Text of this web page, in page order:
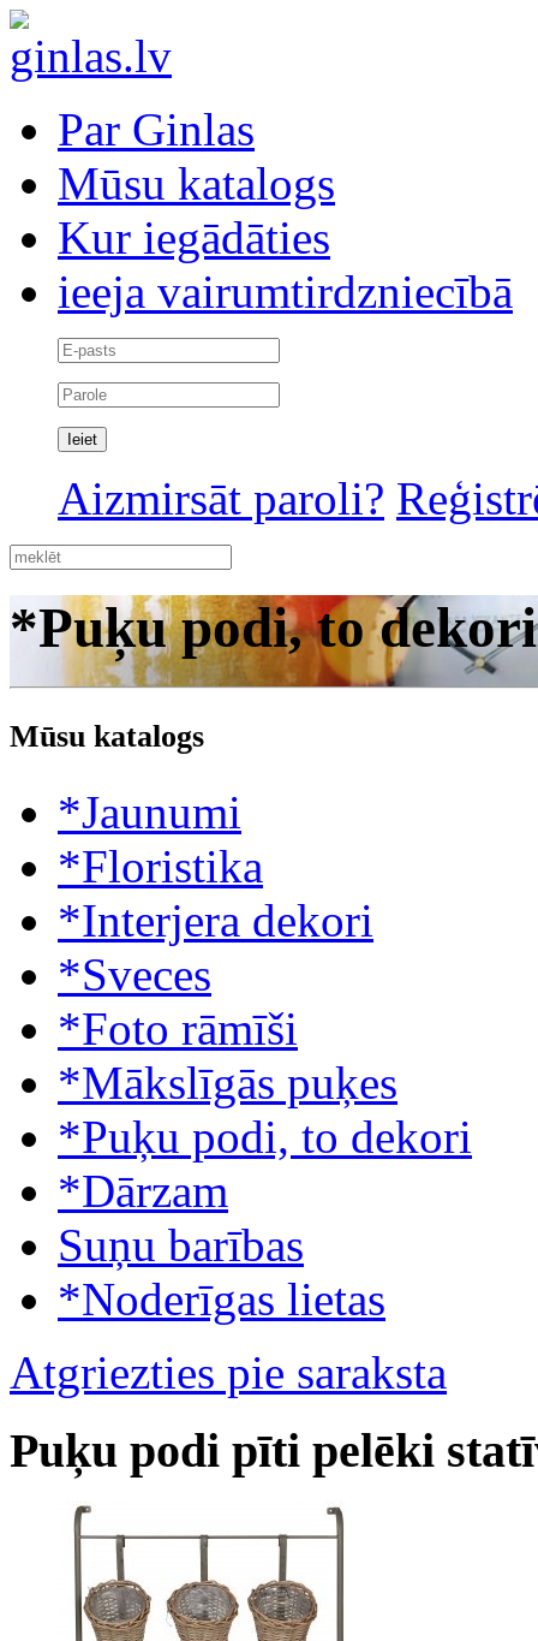
Par Ginlas
Mūsu katalogs
Kur iegādāties
ieeja vairumtirdzniecībā
Aizmirsāt paroli?
*Puķu podi, to dekori
Mūsu katalogs
*Jaunumi
*Floristika
*Interjera dekori
*Sveces
*Foto rāmīši
*Mākslīgās puķes
*Puķu podi, to dekori
*Dārzam
Suņu barības
*Noderīgas lietas
Atgriezties pie saraksta
Puķu podi pīti pelēki